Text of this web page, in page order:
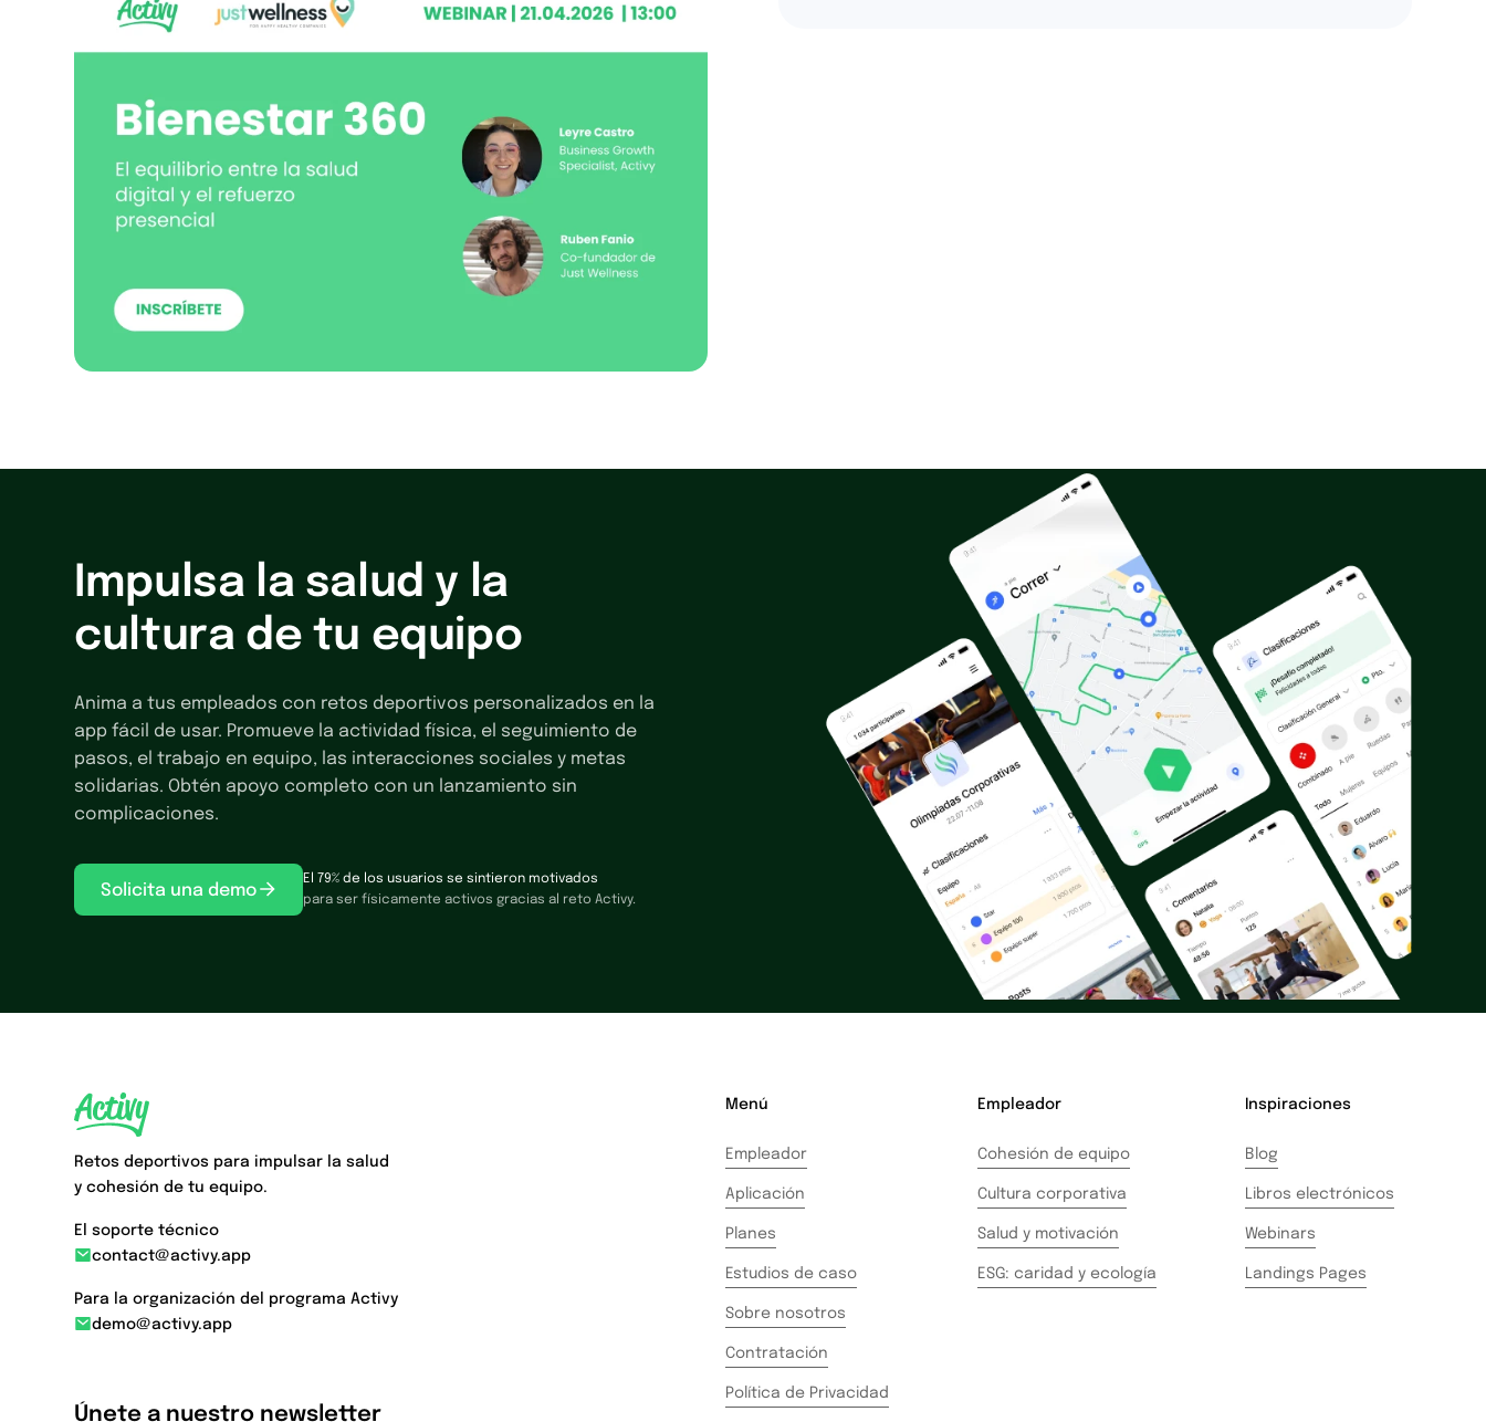
Impulsa la salud y la
cultura de tu equipo
Anima a tus empleados con retos deportivos personalizados en la
app fácil de usar. Promueve la actividad física, el seguimiento de
pasos, el trabajo en equipo, las interacciones sociales y metas
solidarias. Obtén apoyo completo con un lanzamiento sin
complicaciones.
Solicita una demo
El 79% de los usuarios se sintieron motivados
para ser físicamente activos gracias al reto Activy.
Retos deportivos para impulsar la salud
y cohesión de tu equipo.
El soporte técnico
contact@activy.app
Para la organización del programa Activy
demo@activy.app
Únete a nuestro newsletter
Menú
Empleador
Aplicación
Planes
Estudios de caso
Sobre nosotros
Contratación
Política de Privacidad
Empleador
Cohesión de equipo
Cultura corporativa
Salud y motivación
ESG: caridad y ecología
Inspiraciones
Blog
Libros electrónicos
Webinars
Landings Pages